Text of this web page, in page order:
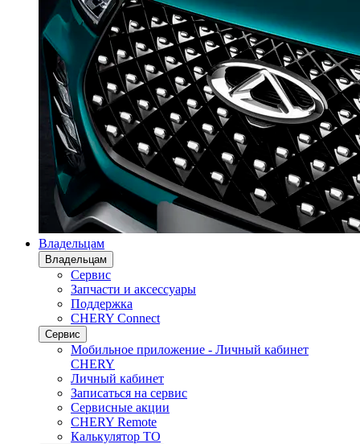
Владельцам
Владельцам
Сервис
Запчасти и аксессуары
Поддержка
CHERY Connect
Сервис
Мобильное приложение - Личный кабинет
CHERY
Личный кабинет
Записаться на сервис
Сервисные акции
CHERY Remote
Калькулятор ТО